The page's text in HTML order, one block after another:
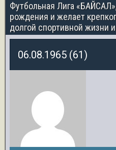
Футбольная Лига
рождения и желает
долгой спортивной жизни
06.08.1965 (61)